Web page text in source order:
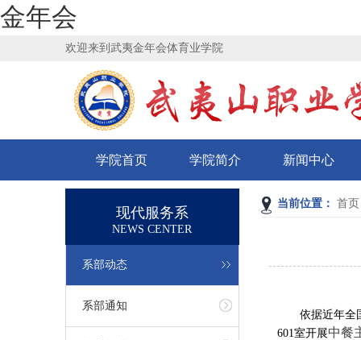
金年会
欢迎来到武夷金年会体育业学院
学院首页 学院简介 新闻中心
当前位置： 首页
依据近年全
601室开展中餐
现代服务系
NEWS CENTER
系部动态
系部通知